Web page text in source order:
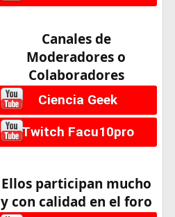
Canales de
Moderadores o
Colaboradores
Ciencia Geek
Twitch Facu10pro
Ellos participan mucho
y con calidad en el foro